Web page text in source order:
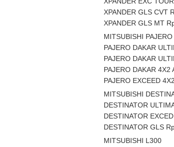
XPANDER GLS CVT
XPANDER GLS MT
MITSUBISHI
PAJERO DAKAR
PAJERO DAKAR
PAJERO DAKAR
PAJERO EXCEED
MITSUBISHI
DESTINATOR
DESTINATOR
DESTINATOR GLS
MITSUBISHI L300